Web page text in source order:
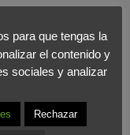
en el desarrollo del
nos permite ampliar
y, por otro, da
de disfrutar de
para que tengas la
el contenido y
sociales y analizar
Rechazar